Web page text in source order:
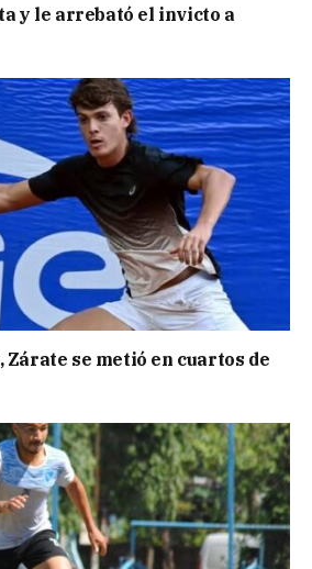
y le arrebató el invicto a
Zárate se metió en cuartos de